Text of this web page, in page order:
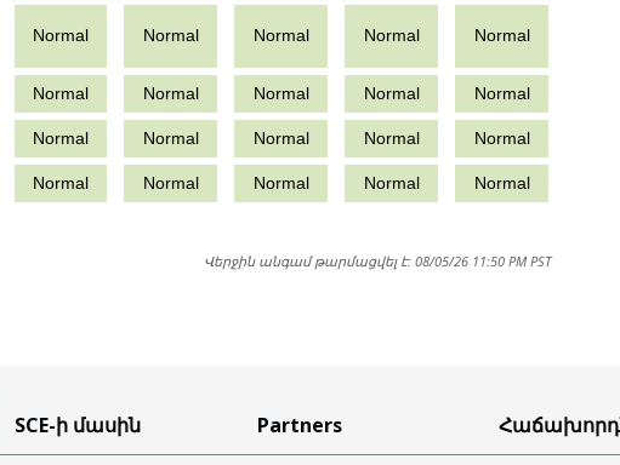
Normal Normal Normal Normal Normal
Normal Normal Normal Normal Normal
Normal Normal Normal Normal Normal
Normal Normal Normal Normal Normal
Վերջին անգամ թարմացվել է: 08/05/26 11:50 PM PST
SCE-ի մասին Partners